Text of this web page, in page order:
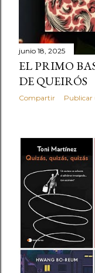
junio 18, 2025
EL PRIMO
DE QUEIRÓS
Compartir Publicar